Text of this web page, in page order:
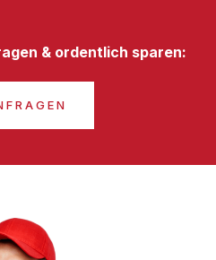
& ordentlich sparen: